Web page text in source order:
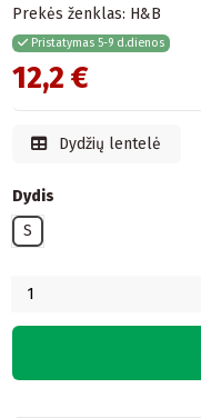
Prekės ženklas: H&B
Pristatymas 5-9 d.dienos
12,2 €
Dydžių lentelė
Dydis
S